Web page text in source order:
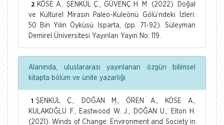
2 KÖSE A., ŞENKUL Ç., GÜVENÇ H. M. (2022). Doğal
ve Kültürel Mirasın Paleo-Kuleönü Gölü’ndeki İzleri:
50 Bin Yılın Öyküsü. Isparta, (pp. 71-92). Süleyman
Demirel Üniversitesi Yayınları Yayın No: 119.
Alanında, uluslararası yayınlanan özgün bilimsel
kitapta bölüm ve ünite yazarlığı
1
ŞENKUL Ç., DOĞAN M., ÖREN A., KÖSE A.,
KULAKOĞLU F., Eastwood W. J., DOĞAN U., Elton H.
(2021). Winds of Change: Environment and Society in